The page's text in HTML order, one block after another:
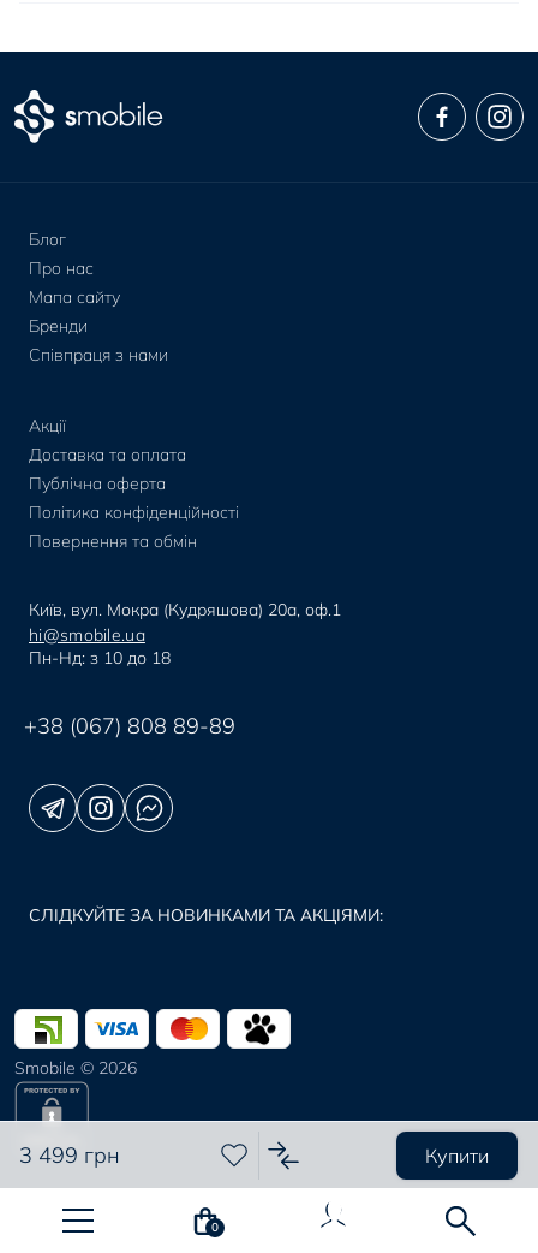
0
3 499 грн Купити
Блог
Про нас
Мапа сайту
Бренди
Співпраця з нами
Акції
Доставка та оплата
Публічна оферта
Політика конфіденційності
Повернення та обмін
Київ, вул. Мокра (Кудряшова) 20а, оф.1
hi@smobile.ua
Пн-Нд: з 10 до 18
+38 (067) 808 89-89
СЛІДКУЙТЕ ЗА НОВИНКАМИ ТА АКЦІЯМИ:
Smobile © 2026